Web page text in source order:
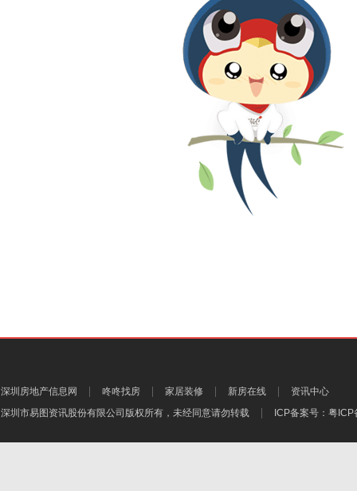
深圳房地产信息网 咚咚找房 家居装修 新房在线
资讯中心
深圳市易图资讯股份有限公司 版权所有，未经同意请勿转载 ICP备案号： 粤ICP